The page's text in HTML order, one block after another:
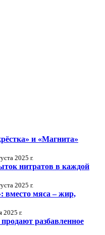
и «Магнита»
2025 г.
нитратов в каждой
2025 г.
вместо мяса – жир,
г.
разбавленное